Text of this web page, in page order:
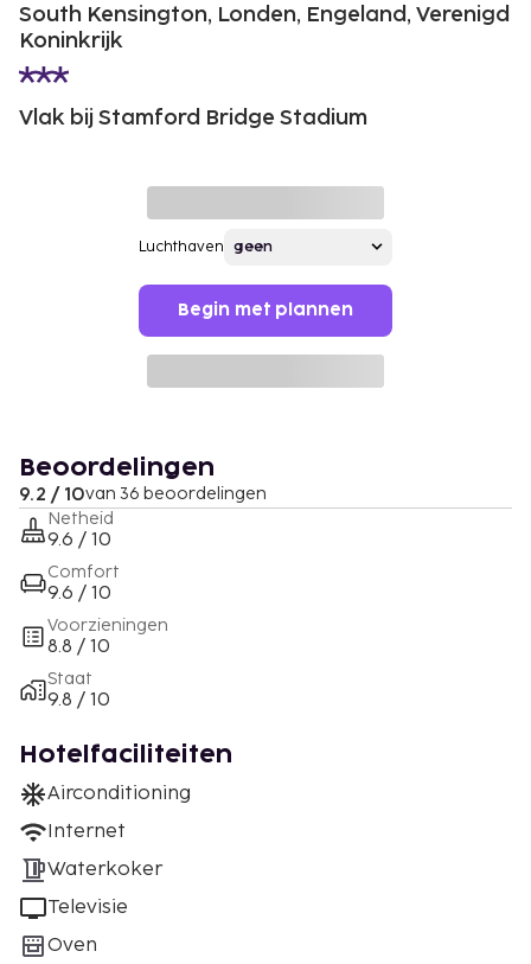
South Kensington, Londen, Engeland, Verenigd
Koninkrijk
Vlak bij Stamford Bridge Stadium
Luchthaven
Begin met plannen
Beoordelingen
9.2 / 10van 36 beoordelingen
Netheid
9.6 / 10
Comfort
9.6 / 10
Voorzieningen
8.8 / 10
Staat
9.8 / 10
Hotelfaciliteiten
Airconditioning
Internet
Waterkoker
Televisie
Oven